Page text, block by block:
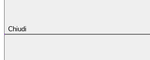
Chiudi